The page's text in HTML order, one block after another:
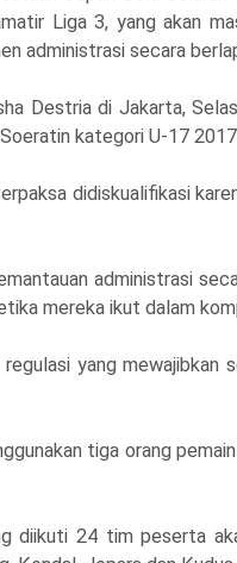
Liga 3, yang akan
administrasi secara
Destria di Jakarta,
kategori U-17
didiskualifikasi
administrasi
mereka ikut dalam
yang mewajibkan
tiga orang
diikuti 24 tim peserta